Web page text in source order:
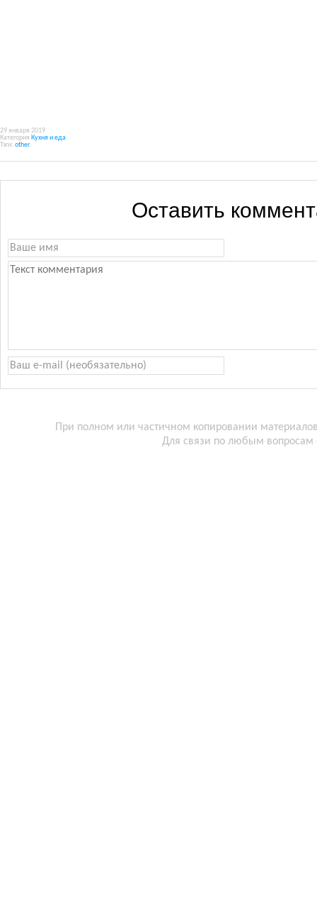
29 января 2019
Категория Кухня и еда
Тэги: other.
Оставить
При полном или частичном копировании
Для связи по любым